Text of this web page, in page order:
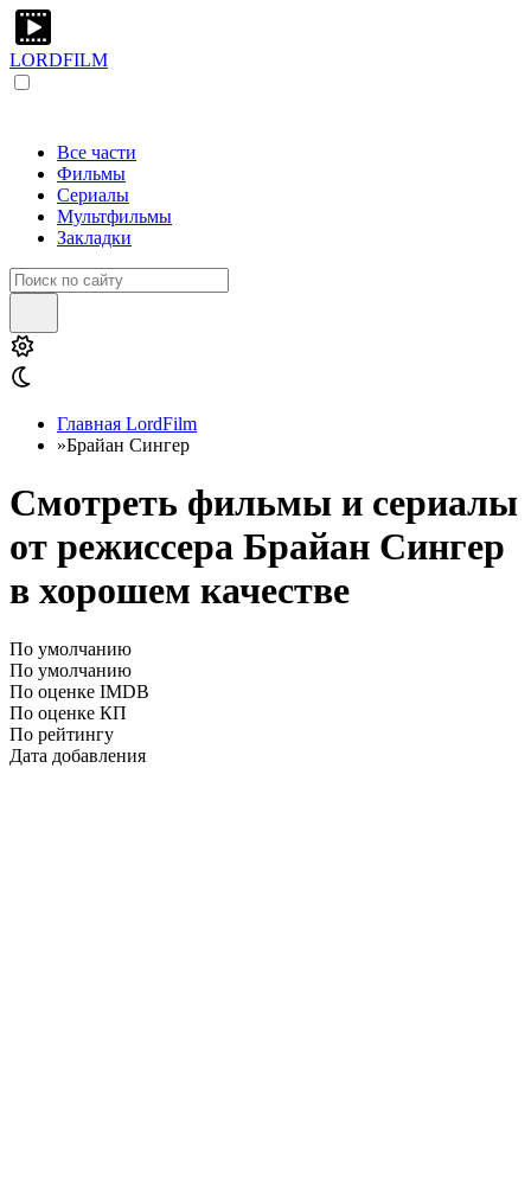
LORDFILM
Все части
Фильмы
Сериалы
Мультфильмы
Закладки
Главная LordFilm
»Брайан Сингер
Смотреть фильмы и сериалы
от режиссера Брайан Сингер
в хорошем качестве
По умолчанию
По умолчанию
По оценке IMDB
По оценке КП
По рейтингу
Дата добавления